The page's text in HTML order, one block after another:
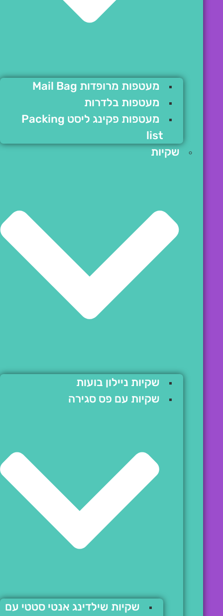
מעטפות מרופדות Mail Bag
מעטפות בלדרות
מעטפות פקינג ליסט Packing
list
שקיות
שקיות ניילון בועות
שקיות עם פס סגירה
שקיות שילדינג אנטי סטטי עם